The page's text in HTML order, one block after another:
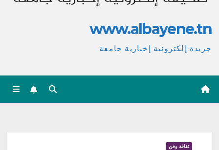
www.albayene.tn
جريدة إلكترونية إخبارية جامعة
ثقافة وفن